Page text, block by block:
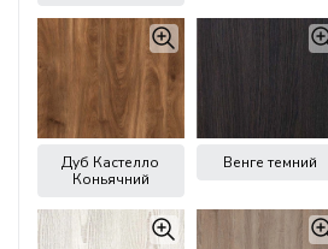
Дуб Кастелло
Коньячний
Венге темний